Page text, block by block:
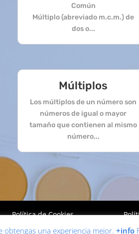
Común
Múltiplo (abreviado m.c.m.) de
dos o...
Múltiplos
Los múltiplos de un número son
números de igual o mayor
tamaño que contienen al mismo
número...
Política de Cookies
obtengas una experiencia mejor. +info